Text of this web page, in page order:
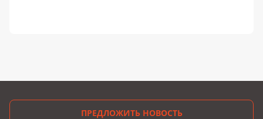
ПРЕДЛОЖИТЬ НОВОСТЬ